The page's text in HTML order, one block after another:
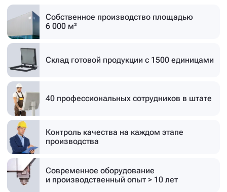
Собственное производство площадью
6 000 м²
Склад готовой продукции с 1500 единицами
40 профессиональных сотрудников в штате
Контроль качества на каждом этапе
производства
Современное оборудование
и производственный опыт > 10 лет